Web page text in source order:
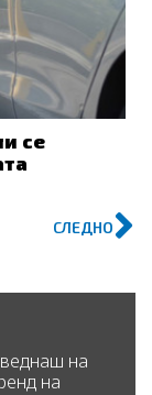
се
СЛЕДНО
на
на